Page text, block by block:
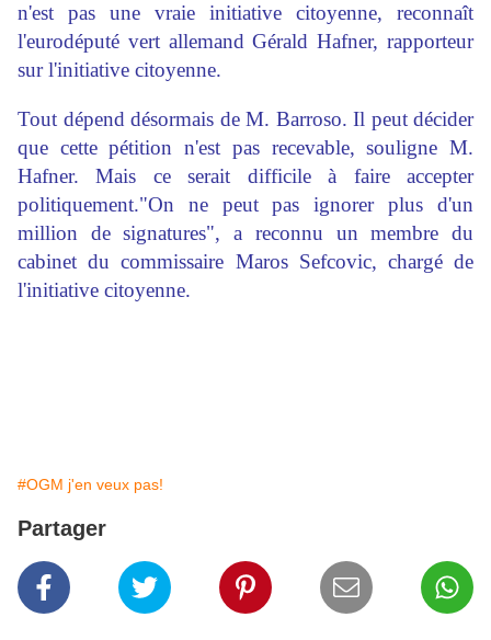
n'est pas une vraie initiative citoyenne, reconnaît
l'eurodéputé vert allemand Gérald Hafner, rapporteur
sur l'initiative citoyenne.
Tout dépend désormais de M. Barroso. Il peut décider
que cette pétition n'est pas recevable, souligne M.
Hafner. Mais ce serait difficile à faire accepter
politiquement."On ne peut pas ignorer plus d'un
million de signatures", a reconnu un membre du
cabinet du commissaire Maros Sefcovic, chargé de
l'initiative citoyenne.
#OGM j'en veux pas!
Partager